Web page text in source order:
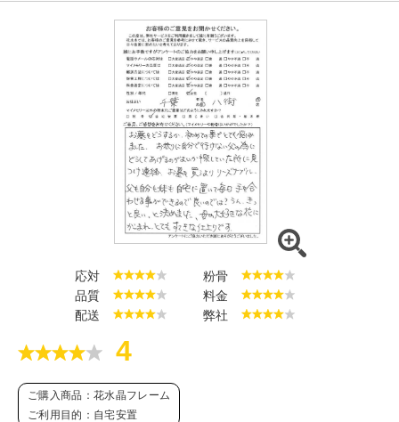
応対
粉骨
品質
料金
配送
弊社
4
ご購入商品：花水晶フレーム
ご利用目的：自宅安置